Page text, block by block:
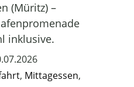
(Müritz) –
inklusive.
, Mittagessen,